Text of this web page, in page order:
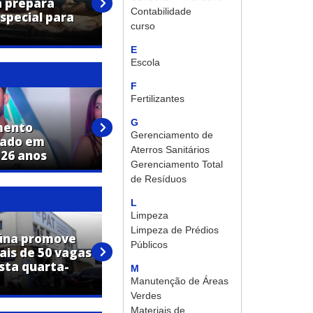
Contabilidade
curso
E
Escola
F
Fertilizantes
G
Gerenciamento de
Aterros Sanitários
Gerenciamento Total
de Resíduos
L
Limpeza
Limpeza de Prédios
Públicos
M
Manutenção de Áreas
Verdes
Materiais de
para
apresenta um novo conceito
de bairro planejado
em
anos
Terezinha Aparecida Pinheiro
Anastácio morre aos 74 anos
em Jaguariúna
promove
de 50 vagas
quarta-
PAT de Jaguariúna realiza
mutirão de emprego com
mais de 50 vagas para
operador de máquinas